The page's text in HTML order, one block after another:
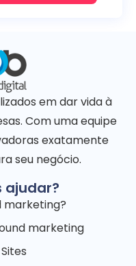
em dar vida à
Com uma equipe
exatamente
seu negócio.
ajudar?
marketing?
marketing